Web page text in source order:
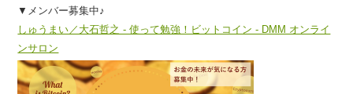
▼メンバー募集中♪
しゅうまい／大石哲之 - 使って勉強！ビットコイン - DMM オンライ
ンサロン